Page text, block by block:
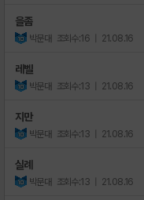
을좀
박문대 조회수:16 | 21.08.16
레벨
박문대 조회수:13 | 21.08.16
지만
박문대 조회수:13 | 21.08.16
실례
박문대 조회수:13 | 21.08.16